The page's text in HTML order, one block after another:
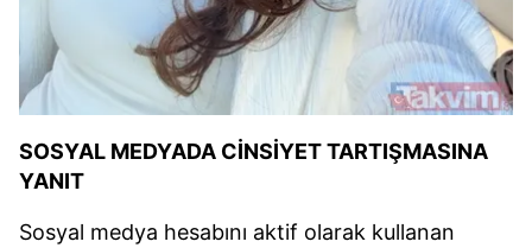
SOSYAL MEDYADA CİNSİYET TARTIŞMASINA
YANIT
Sosyal medya hesabını aktif olarak kullanan